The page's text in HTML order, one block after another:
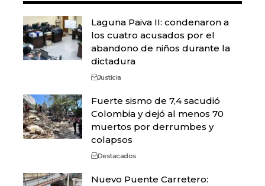
Laguna Paiva II: condenaron a
los cuatro acusados por el
abandono de niños durante la
dictadura
Justicia
Fuerte sismo de 7,4 sacudió
Colombia y dejó al menos 70
muertos por derrumbes y
colapsos
Destacados
Nuevo Puente Carretero: